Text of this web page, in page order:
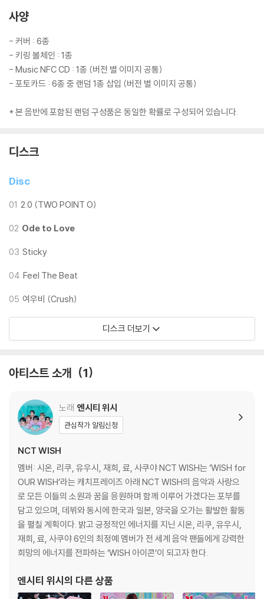
사양
- 커버 : 6종
- 키링 볼체인 : 1종
- Music NFC CD : 1종 (버전 별 이미지 공통)
- 포토카드 : 6종 중 랜덤 1종 삽입 (버전 별 이미지 공통)
* 본 음반에 포함된 랜덤 구성품은 동일한 확률로 구성되어 있습니다.
디스크
Disc
01 2.0 (TWO POINT O)
02 Ode to Love
03 Sticky
04 Feel The Beat
05 여우비 (Crush)
디스크 더보기
아티스트 소개 1
노래 엔시티 위시
관심작가 알림신청
NCT WISH
멤버: 시온, 리쿠, 유우시, 재희, 료, 사쿠야 NCT WISH는 ‘WISH for
OUR WISH’라는 캐치프레이즈 아래 NCT WISH의 음악과 사랑으
로 모든 이들의 소원과 꿈을 응원하며 함께 이루어 가겠다는 포부를
담고 있으며, 데뷔와 동시에 한국과 일본, 양국을 오가는 활발한 활동
을 펼칠 계획이다. 밝고 긍정적인 에너지를 지닌 시온, 리쿠, 유우시,
재희, 료, 사쿠야 6인의 최정예 멤버가 전 세계 음악 팬들에게 강력한
희망의 에너지를 전파하는 ‘WISH 아이콘’이 되고자 한다.
엔시티 위시 의 다른 상품